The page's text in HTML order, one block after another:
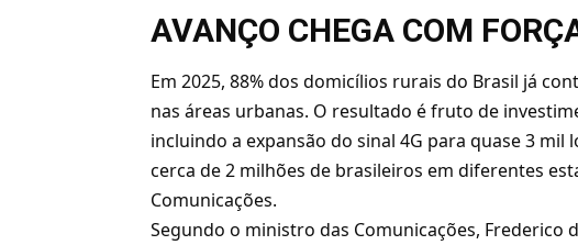
AVANÇO CHEGA COM
Em 2025, 88% dos domicílios rurais do Brasil já
nas áreas urbanas. O resultado é fruto de
incluindo a expansão do sinal 4G para quase 3
cerca de 2 milhões de brasileiros em diferentes
Comunicações.
Segundo o ministro das Comunicações, Frederico